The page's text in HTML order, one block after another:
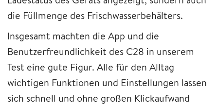
die Füllmenge des Frischwasserbehälters.
Insgesamt machten die App und die
Benutzerfreundlichkeit des C28 in unserem
Test eine gute Figur. Alle für den Alltag
wichtigen Funktionen und Einstellungen lassen
sich schnell und ohne großen Klickaufwand